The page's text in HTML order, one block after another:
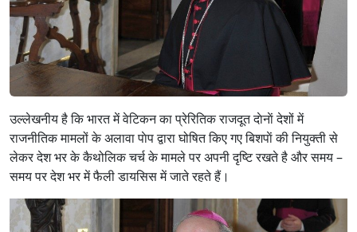
उल्लेखनीय है कि भारत में वेटिकन का प्रेरितिक राजदूत दाेनाें देशों में
राजनीतिक मामलों के अलावा पाेप द्वारा घोषित किए गए बिशपाें की नियुक्ती से
लेकर देश भर के कैथोलिक चर्च के मामले पर अपनी दृष्टि रखते है और समय –
समय पर देश भर में फैली डायसिस में जाते रहते हैं।